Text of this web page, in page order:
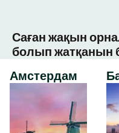
Саған жақын
болып жатқанын
Амстердам